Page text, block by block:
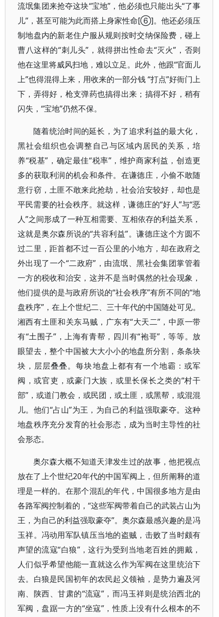
流氓集团来抢夺这块“宝地”，他必须也只能出头“了事
儿”，甚至可能为此而搭上身家性命[⑥]。他还必须压
制地盘内的新老住户服从规则按时交纳保险费，碰上
曹八这样的“刺儿头”，就得拼出性命去“灭火”，否则
他在这里将威风扫地，难以立足。此外，他跟“官面儿
上”也得混得上来，用收来的一部分钱 “打点”好衙门上
下，弄得好，枪支弹药也搞得出来；搞得不好，稍有
闪失，“宝地”仍然不保。
随着统治时间的延长，为了追求利益的最大化，
黑社会组织也会调整自己与区域内居民的关系，培
养“税基”，确定最佳“税率”，维护商家利益，创造更
多的获取利润的机会和条件。在谦德庄，小偷不敢随
意行窃，土匪不敢来此抢劫，社会治安较好，却也是
平民需要的社会秩序。就这样，谦德庄的“好人”与“恶
人”之间形成了一种互相需要、互相依存的利益关系，
这就是奥尔森所说的“共容利益”。谦德庄这个方圆不
过二里，距首都不过一百公里的小地方，却在政府之
外出现了一个“二政府”，由流氓、黑社会集团掌管着
一方的税收和治安，这并不是当时偶然的社会现象，
他们提供的是与政府所说的“社会秩序”有所不同的“地
盘秩序”，在上个世纪二、三十年代的中国随处可见。
湘西有土匪和关东马贼，广东有“大天二”，中原一带
有“土围子”，上海有青帮，四川有“袍哥”，等等。放
眼望去，整个中国被大大小小的地盘所分割，条条块
块，层层叠叠。每块地盘上都有有一个地霸：或军
阀，或官吏，或豪门大族，或里长保长之类的“村干
部”，或道门教会，或民团，或土匪，或黑帮，或混混
儿。他们“占山”为王，为自己的利益强取豪夺。这种
地盘秩序充分发育的社会形态，成为当时主导性的社
会形态。
奥尔森大概不知道天津发生过的故事，他把视点
放在了上个世纪20年代的中国军阀上，但所阐释的道
理是一样的。在那个混乱的年代，中国很多地方是由
各路军阀控制着的，“这些军阀带着自己的武装占山为
王，为自己的利益强取豪夺”。奥尔森最感兴趣的是冯
玉祥。冯动用军队镇压当地的盗贼，击败了当时颇有
声望的流寇“白狼”，这行为受到当地老百姓的拥戴，
人们似乎希望他能一直就这么作为军阀在这里统治下
去。白狼是民国初年的农民起义领袖，是势力遍及河
南、陕西、甘肃的“流寇”，而冯玉祥则是统治西北的
军阀，盘踞一方的“坐寇”，性质上没有什么根本的不